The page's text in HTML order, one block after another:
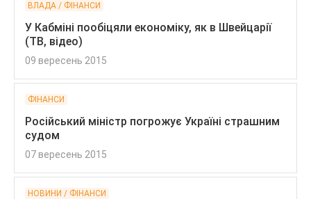
ВЛАДА / ФІНАНСИ
У Кабміні пообіцяли економіку, як в Швейцарії
(ТВ, відео)
09 вересень 2015
ФІНАНСИ
Російський міністр погрожує Україні страшним
судом
07 вересень 2015
НОВИНИ / ФІНАНСИ